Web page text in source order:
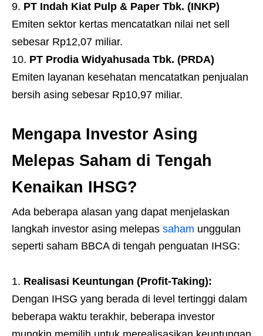
PT Indah Kiat Pulp & Paper Tbk. (INKP)
Emiten sektor kertas mencatatkan nilai net sell
sebesar Rp12,07 miliar.
PT Prodia Widyahusada Tbk. (PRDA)
Emiten layanan kesehatan mencatatkan penjualan
bersih asing sebesar Rp10,97 miliar.
Mengapa Investor Asing
Melepas Saham di Tengah
Kenaikan IHSG?
Ada beberapa alasan yang dapat menjelaskan
langkah investor asing melepas saham unggulan
seperti saham BBCA di tengah penguatan IHSG:
Realisasi Keuntungan (Profit-Taking):
Dengan IHSG yang berada di level tertinggi dalam
beberapa waktu terakhir, beberapa investor